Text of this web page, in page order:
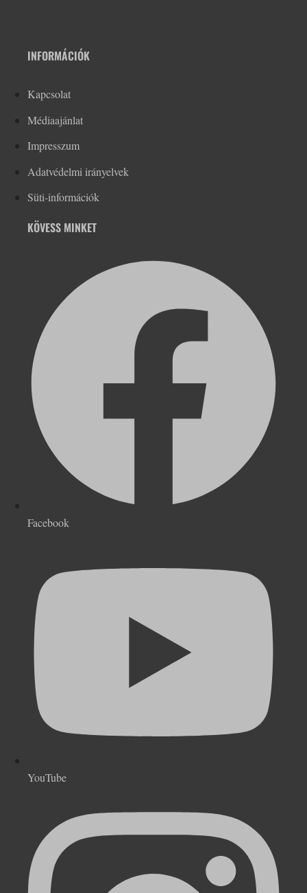
INFORMÁCIÓK
Kapcsolat
Médiaajánlat
Impresszum
Adatvédelmi irányelvek
Süti-információk
KÖVESS MINKET
Facebook
YouTube